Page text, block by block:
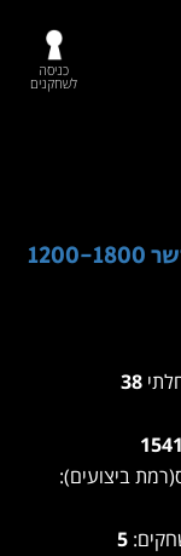
כניסה
לשחקנים
ביצועים):